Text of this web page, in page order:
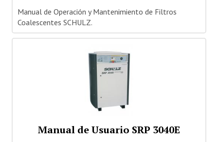
Manual de Operación y Mantenimiento de Filtros
Coalescentes SCHULZ.
Manual de Usuario SRP 3040E